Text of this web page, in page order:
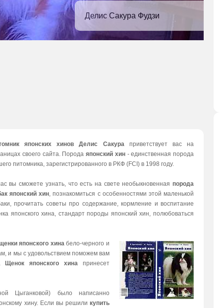
Делис Сакура Фудзи
японских хинов Делис Сакура приветствует вас на
своего сайта. Порода японский хин- единственная порода
питомника, зарегистрированного в РКФ (FCI) в 1998 году.
вы сможете узнать, что есть на свете необыкновенная порода
японский хин, познакомиться с особенностями этой маленькой
прочитать советы про содержание, кормление и воспитание
японского хина, стандарт породы японский хин, полюбоваться
японского хинабело-черного и
и мы с удовольствием поможем вам
Щенок японского хина принесет
Цыганковой) было написанно
хину. Если вы решили купить